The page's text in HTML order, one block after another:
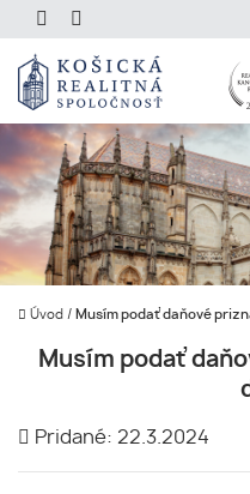
Úvod / Musím podať daňové
Musím podať
Pridané: 22.3.2024